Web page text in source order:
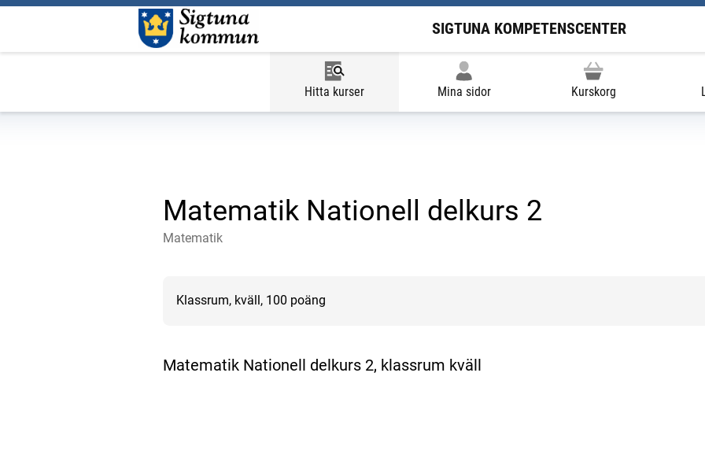
SIGTUNA KOMPETENSCENTER
Hitta kurser Mina sidor Kurskorg
Matematik Nationell delkurs 2
Matematik
Klassrum, kväll, 100 poäng
Matematik Nationell delkurs 2, klassrum kväll